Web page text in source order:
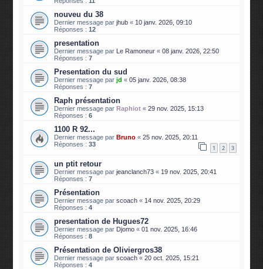
nouveu du 38
Dernier message parjhub « 10 janv. 2026, 09:10
Réponses :12
presentation
Dernier message par Le Ramoneur «08 janv. 2026, 22:50
Réponses :7
Presentation du sud
Dernier message parjd «05 janv. 2026, 08:38
Réponses :7
Raph présentation
Dernier message par Raphiot «29 nov. 2025, 15:13
Réponses :6
1100 R 92...
Dernier message par Bruno «25 nov. 2025, 20:11
Réponses :33 1 2 3
un ptit retour
Dernier message parjeanclanch73 « 19 nov. 2025, 20:41
Réponses :7
Présentation
Dernier message parscoach « 14 nov. 2025, 20:29
Réponses :4
presentation de Hugues72
Dernier message par Djomo «01 nov. 2025, 16:46
Réponses :8
Présentation de Oliviergros38
Dernier message parscoach «20 oct. 2025, 15:21
Réponses :4